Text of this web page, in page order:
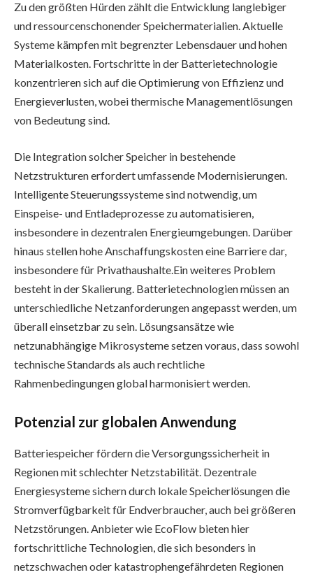
Zu den größten Hürden zählt die Entwicklung langlebiger
und ressourcenschonender Speichermaterialien. Aktuelle
Systeme kämpfen mit begrenzter Lebensdauer und hohen
Materialkosten. Fortschritte in der Batterietechnologie
konzentrieren sich auf die Optimierung von Effizienz und
Energieverlusten, wobei thermische Managementlösungen
von Bedeutung sind.
Die Integration solcher Speicher in bestehende
Netzstrukturen erfordert umfassende Modernisierungen.
Intelligente Steuerungssysteme sind notwendig, um
Einspeise- und Entladeprozesse zu automatisieren,
insbesondere in dezentralen Energieumgebungen. Darüber
hinaus stellen hohe Anschaffungskosten eine Barriere dar,
insbesondere für Privathaushalte. Ein weiteres Problem
besteht in der Skalierung. Batterietechnologien müssen an
unterschiedliche Netzanforderungen angepasst werden, um
überall einsetzbar zu sein. Lösungsansätze wie
netzunabhängige Mikrosysteme setzen voraus, dass sowohl
technische Standards als auch rechtliche
Rahmenbedingungen global harmonisiert werden.
Potenzial zur globalen Anwendung
Batteriespeicher fördern die Versorgungssicherheit in
Regionen mit schlechter Netzstabilität. Dezentrale
Energiesysteme sichern durch lokale Speicherlösungen die
Stromverfügbarkeit für Endverbraucher, auch bei größeren
Netzstörungen. Anbieter wie EcoFlow bieten hier
fortschrittliche Technologien, die sich besonders in
netzschwachen oder katastrophengefährdeten Regionen